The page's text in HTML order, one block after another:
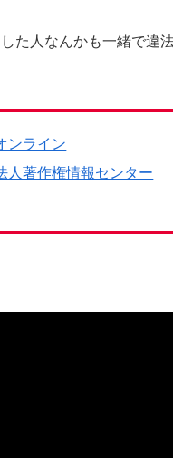
た人なんかも一緒で違
ンライン
人著作権情報センター